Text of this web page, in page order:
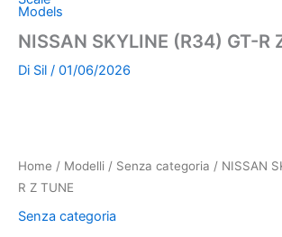
NISSAN SKYLINE (R34) GT-R
Di Sil / 01/06/2026
Home / Modelli / Senza categoria / NISSAN
R Z TUNE
Senza categoria